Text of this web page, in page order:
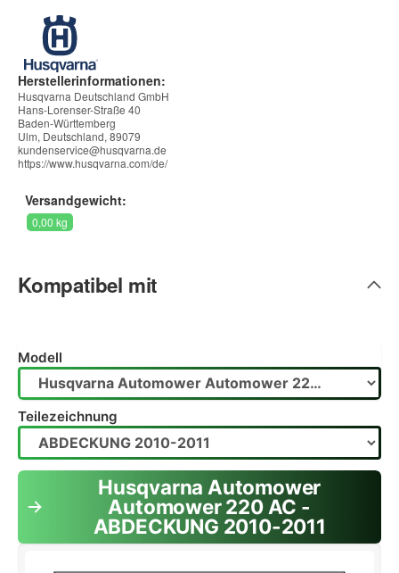
Herstellerinformationen:
Husqvarna Deutschland GmbH
Hans-Lorenser-Straße 40
Baden-Württemberg
Ulm, Deutschland, 89079
kundenservice@husqvarna.de
https://www.husqvarna.com/de/
Versandgewicht:
0,00 kg
Kompatibel mit
Husqvarna Automower
Automower 220 AC -
ABDECKUNG 2010-2011
Teilezeichnung
Modell